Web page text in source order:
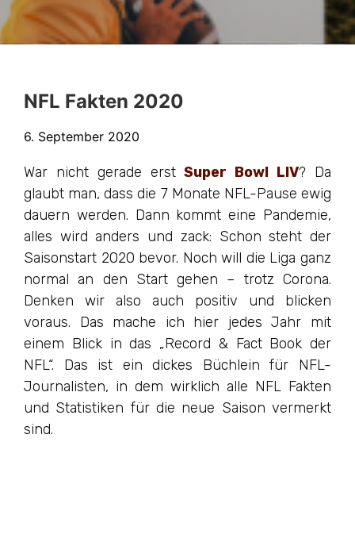
NFL Fakten 2020
6. September 2020
War nicht gerade erstSuper Bowl LIV? Da
glaubt man, dass die 7 Monate NFL-Pause ewig
dauern werden. Dann kommt eine Pandemie,
alles wird anders und zack: Schon steht der
Saisonstart 2020 bevor. Noch will die Liga ganz
normal an den Start gehen – trotz Corona.
Denken wir also auch positiv und blicken
voraus. Das mache ich hier jedes Jahr mit
einem Blick in das „Record & Fact Book der
NFL“. Das ist ein dickes Büchlein für NFL-
Journalisten, in dem wirklich alle NFL Fakten
und Statistiken für die neue Saison vermerkt
sind.